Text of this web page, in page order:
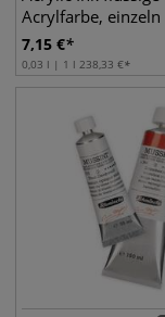
Acrylfarbe, einzeln
7,15 €
0,03 l | 1 l 238,33 €